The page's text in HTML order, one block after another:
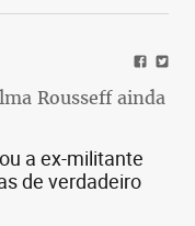
Rousseff ainda
a ex-militante
de verdadeiro